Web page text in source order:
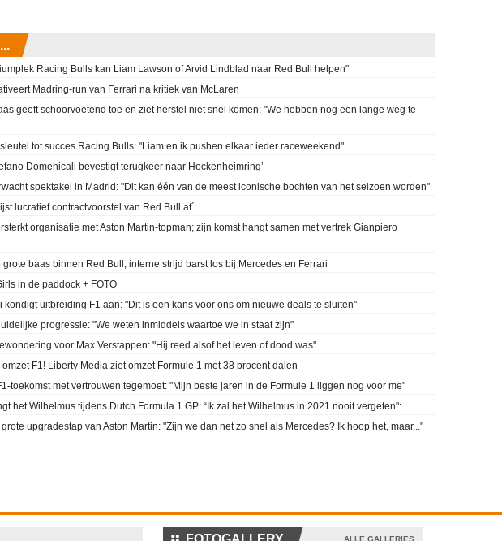
Racing Bulls kan Liam Lawson of Arvid Lindblad naar Red Bull helpen"
Madring-run van Ferrari na kritiek van McLaren
geeft schoorvoetend toe en ziet herstel niet snel komen: "We hebben nog een lange weg te
tot succes Racing Bulls: "Liam en ik pushen elkaar ieder raceweekend"
Domenicali bevestigt terugkeer naar Hockenheimring’
spektakel in Madrid: "Dit kan één van de meest iconische bochten van het seizoen worden"
lucratief contractvoorstel van Red Bull af´
organisatie met Aston Martin-topman; zijn komst hangt samen met vertrek Gianpiero
grote baas binnen Red Bull; interne strijd barst los bij Mercedes en Ferrari
in de paddock + FOTO
kondigt uitbreiding F1 aan: "Dit is een kans voor ons om nieuwe deals te sluiten"
progressie: "We weten inmiddels waartoe we in staat zijn"
voor Max Verstappen: "Hij reed alsof het leven of dood was"
F1! Liberty Media ziet omzet Formule 1 met 38 procent dalen
toekomst met vertrouwen tegemoet: "Mijn beste jaren in de Formule 1 liggen nog voor me"
het Wilhelmus tijdens Dutch Formula 1 GP: “Ik zal het Wilhelmus in 2021 nooit vergeten":
upgradestap van Aston Martin: "Zijn we dan net zo snel als Mercedes? Ik hoop het, maar..."
⚏ ALLE GALLERIES